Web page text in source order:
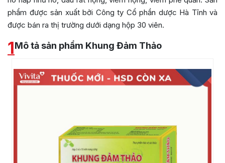
phẩm được sản xuất bởi Công ty Cổ phần dược Hà Tĩnh và
được bán ra thị trường dưới dạng hộp 30 viên.
1Mô tả sản phẩm Khung Đảm Thảo